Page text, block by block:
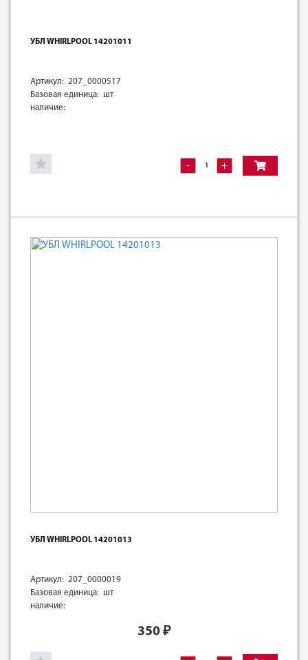
УБЛ WHIRLPOOL 14201011
Артикул: 207_0000517
Базовая единица: шт
наличие:
- +
УБЛ WHIRLPOOL 14201013
Артикул: 207_0000019
Базовая единица: шт
наличие:
350 ₽